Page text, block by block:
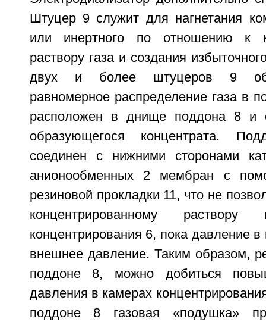
Штуцер 9 служит для нагнетания
или инертного по отношению к
раствору газа и создания
двух и более штуцеров 9
равномерное распределение газа в
расположен в днище поддона 8 и
образующегося концентрата.
соединен с нижними сторонами
анионообменных 2 мембран с
резиновой прокладки 11, что не
концентрированному раствору
концентрирования 6, пока давление в
внешнее давление. Таким образом,
поддоне 8, можно добиться
давления в камерах
поддоне 8 газовая «подушка»